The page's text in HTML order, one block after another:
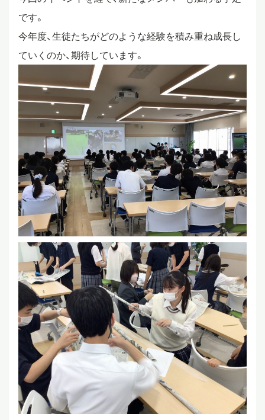
です。
今年度、生徒たちがどのような経験を積み重ね成長し
ていくのか、期待しています。